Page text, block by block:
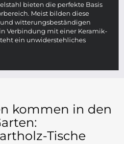
bieten die perfekte Basis
Meist bilden diese
witterungsbeständigen
Verbindung mit einer Keramik-
ein unwiderstehliches
kommen in den
Tische